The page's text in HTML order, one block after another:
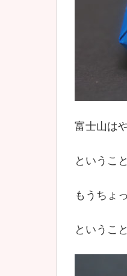
富士山は
というこ
もうちょ
というこ